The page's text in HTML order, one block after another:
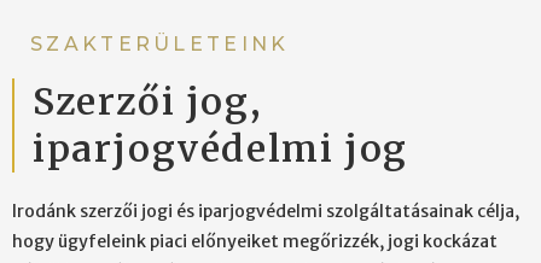
SZAKTERÜLETEINK
Szerzői jog,
iparjogvédelmi jog
Irodánk szerzői jogi és iparjogvédelmi szolgáltatásainak célja,
hogy ügyfeleink piaci előnyeiket megőrizzék, jogi kockázat